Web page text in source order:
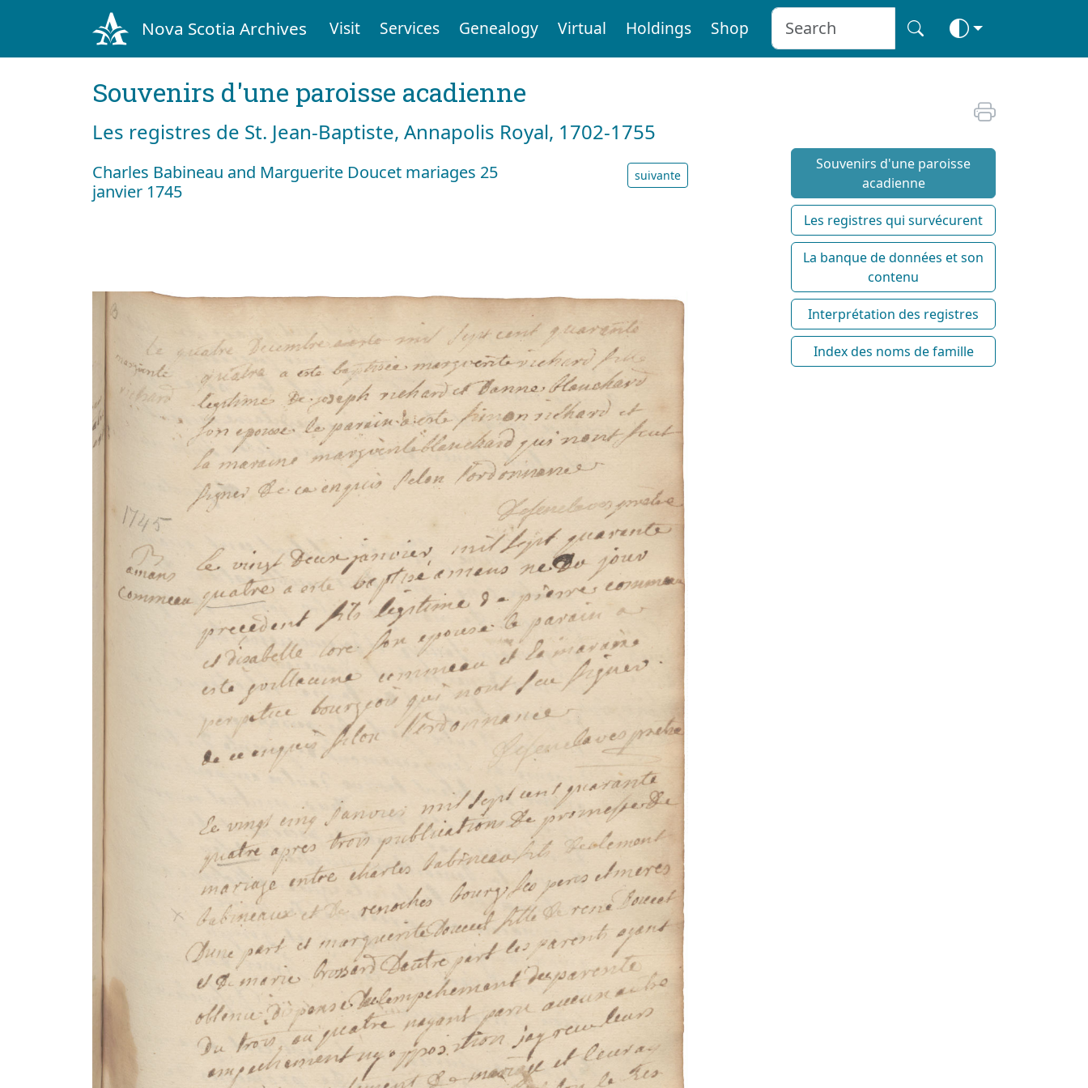
Nova Scotia Archives Visit Services Genealogy Virtual Holdings Shop
Souvenirs d'une paroisse acadienne
Les registres de St. Jean-Baptiste, Annapolis Royal, 1702-1755
Charles Babineau and Marguerite Doucet mariages 25
janvier 1745
suivante
Souvenirs d'une paroisse
acadienne
Les registres qui survécurent
La banque de données et son
contenu
Interprétation des registres
Index des noms de famille